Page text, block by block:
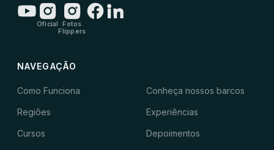
Oficial
Fotos
Flippers
NAVEGAÇÃO
Como Funciona Conheça nossos barcos
Regiões Experiências
Cursos Depoimentos